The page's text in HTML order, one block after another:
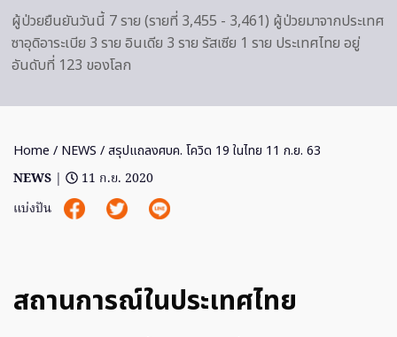
ผู้ป่วยยืนยันวันนี้ 7 ราย (รายที่ 3,455 - 3,461) ผู้ป่วยมาจากประเทศ
ซาอุดิอาระเบีย 3 ราย อินเดีย 3 ราย รัสเซีย 1 ราย ประเทศไทย อยู่
อันดับที่ 123 ของโลก
Home / NEWS / สรุปแถลงศบค. โควิด 19 ในไทย 11 ก.ย. 63
NEWS |
11 ก.ย. 2020
แบ่งปัน
สถานการณ์ในประเทศไทย